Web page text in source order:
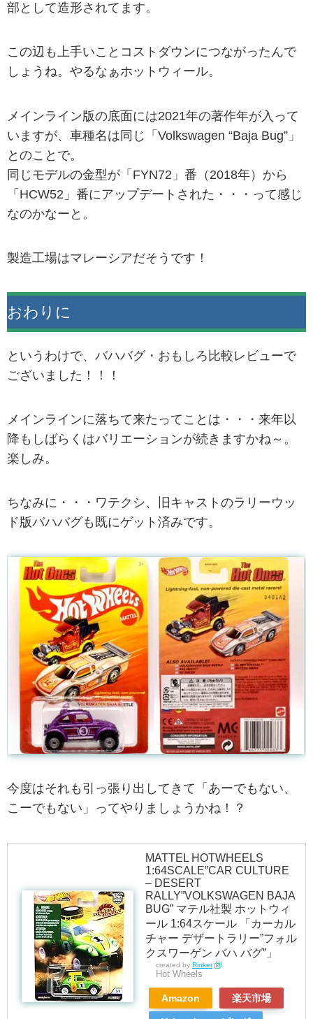
部として造形されてます。
この辺も上手いことコストダウンにつながったんで
しょうね。やるなぁホットウィール。
メインライン版の底面には2021年の著作年が入って
いますが、車種名は同じ「Volkswagen “Baja Bug”」
とのことで。
同じモデルの金型が「FYN72」番（2018年）から
「HCW52」番にアップデートされた・・・って感じ
なのかなーと。
製造工場はマレーシアだそうです！
おわりに
というわけで、バハバグ・おもしろ比較レビューで
ございました！！！
メインラインに落ちて来たってことは・・・来年以
降もしばらくはバリエーションが続きますかね～。
楽しみ。
ちなみに・・・ワテクシ、旧キャストのラリーウッ
ド版バハバグも既にゲット済みです。
今度はそれも引っ張り出してきて「あーでもない、
こーでもない」ってやりましょうかね！？
MATTEL HOTWHEELS
1:64SCALE”CAR CULTURE
– DESERT
RALLY”VOLKSWAGEN BAJA
BUG” マテル社製 ホットウィ
ール 1:64スケール 「カーカル
チャー デザートラリー”フォル
クスワーゲン バハ バグ”」
created by Rinker
Hot Wheels
Amazon 楽天市場